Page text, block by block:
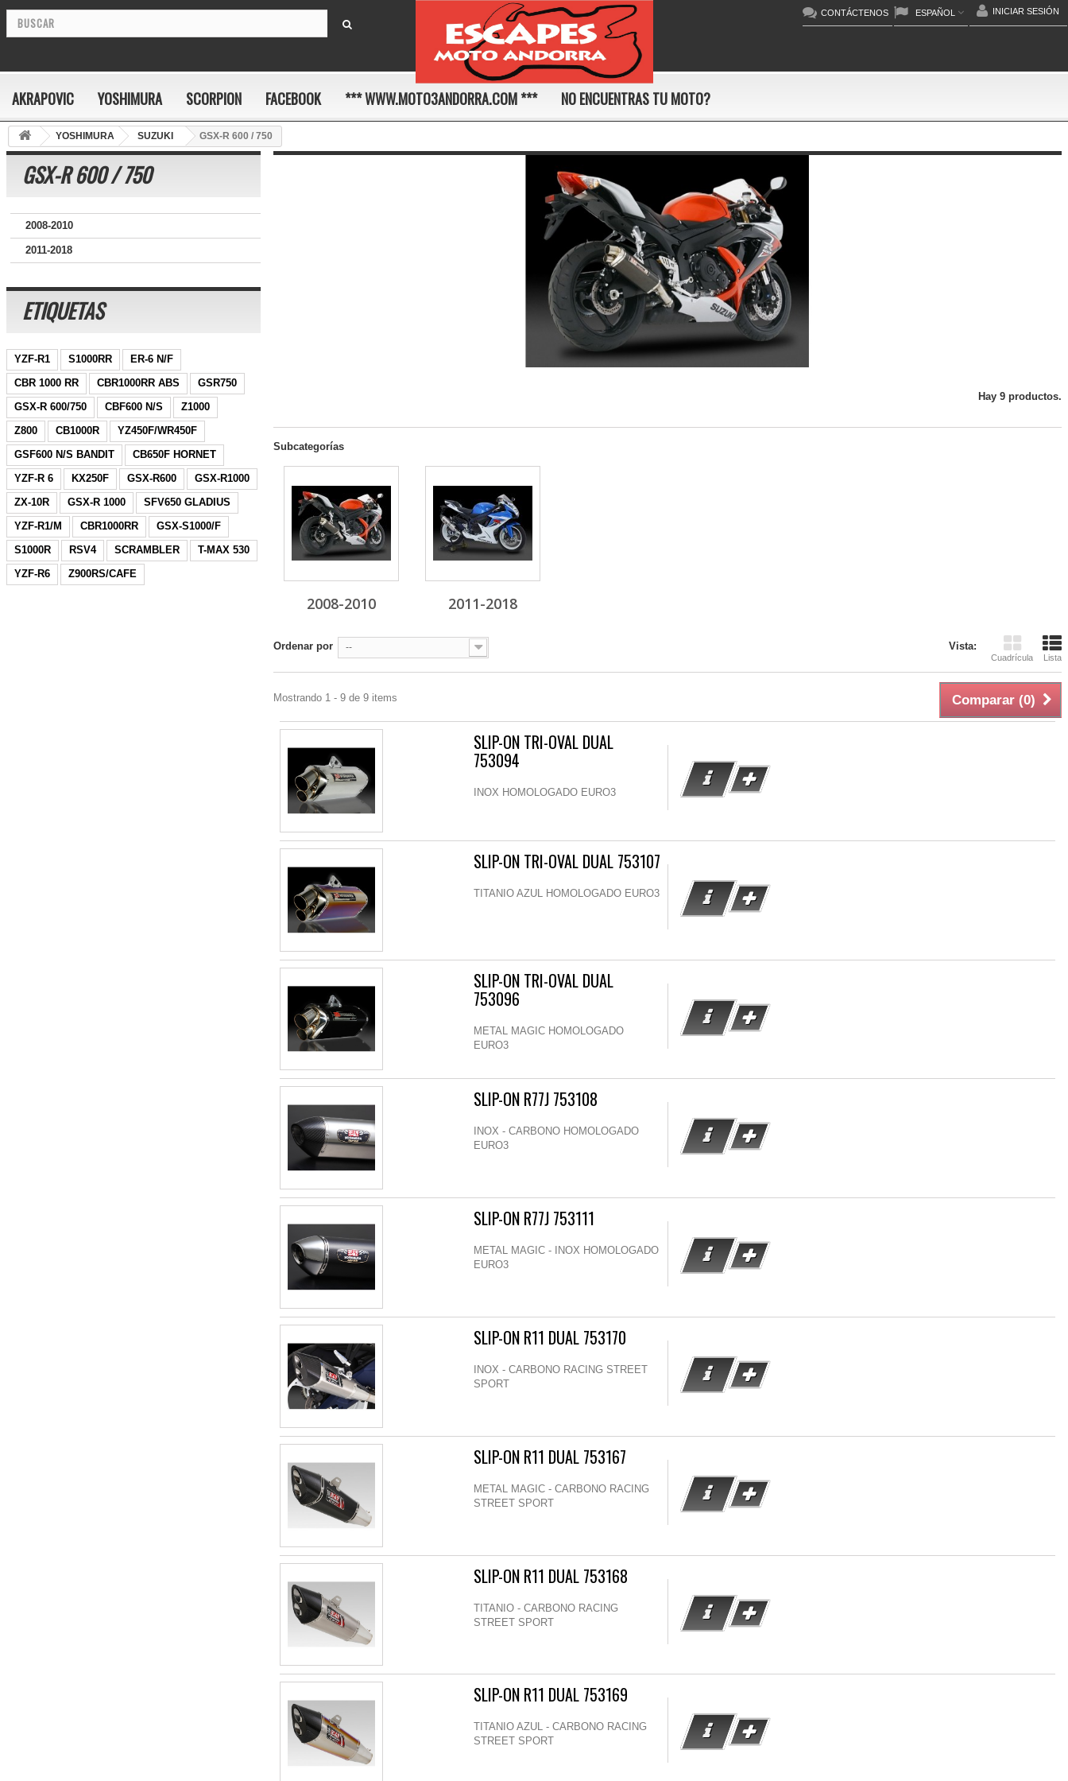
INICIAR SESIÓN
ESPAÑOL
CONTÁCTENOS
AKRAPOVIC YOSHIMURA SCORPION FACEBOOK *** WWW.MOTO3ANDORRA.COM *** NO ENCUENTRAS TU MOTO?
YOSHIMURA SUZUKI GSX-R 600 / 750
GSX-R 600 / 750
2008-2010
2011-2018
ETIQUETAS
YZF-R1 S1000RR
ER-6 N/F
CBR 1000 RR
CBR1000RR ABS
GSR750
GSX-R 600/750
CBF600 N/S
Z1000
Z800
CB1000R
YZ450F/WR450F
GSF600 N/S BANDIT
CB650F HORNET
YZF-R 6
KX250F GSX-R600
GSX-R1000
ZX-10R
GSX-R 1000
SFV650 GLADIUS
YZF-R1/M
CBR1000RR
GSX-S1000/F
S1000R
RSV4 SCRAMBLER
T-MAX 530
YZF-R6
Z900RS/CAFE
Hay 9 productos.
Subcategorías
2008-2010 2011-2018
Vista:
Cuadrícula Lista
Ordenar por --
Comparar (0)
Mostrando 1 - 9 de 9 items
SLIP-ON TRI-OVAL DUAL
753094
INOX HOMOLOGADO EURO3
SLIP-ON TRI-OVAL DUAL 753107
TITANIO AZUL HOMOLOGADO EURO3
SLIP-ON TRI-OVAL DUAL
753096
METAL MAGIC HOMOLOGADO
EURO3
SLIP-ON R77J 753108
INOX - CARBONO HOMOLOGADO
EURO3
SLIP-ON R77J 753111
METAL MAGIC - INOX HOMOLOGADO
EURO3
SLIP-ON R11 DUAL 753170
INOX - CARBONO RACING STREET
SPORT
SLIP-ON R11 DUAL 753167
METAL MAGIC - CARBONO RACING
STREET SPORT
SLIP-ON R11 DUAL 753168
TITANIO - CARBONO RACING
STREET SPORT
SLIP-ON R11 DUAL 753169
TITANIO AZUL - CARBONO RACING
STREET SPORT